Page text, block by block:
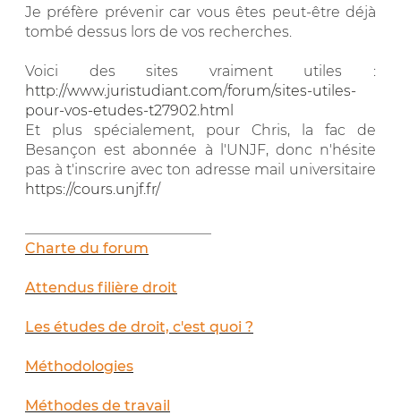
Je préfère prévenir car vous êtes peut-être déjà
tombé dessus lors de vos recherches.
Voici des sites vraiment utiles :
http://www.juristudiant.com/forum/sites-utiles-
pour-vos-etudes-t27902.html
Et plus spécialement, pour Chris, la fac de
Besançon est abonnée à l'UNJF, donc n'hésite
pas à t'inscrire avec ton adresse mail universitaire
https://cours.unjf.fr/
Charte du forum
Attendus filière droit
Les études de droit, c'est quoi ?
Méthodologies
Méthodes de travail